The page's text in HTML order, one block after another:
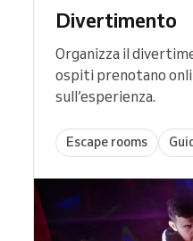
Divertimento
Organizza il
ospiti prenotano
sull’esperienza.
Escape rooms